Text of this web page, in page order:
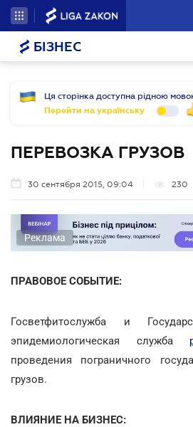
БІЗНЕС
Ця сторінка доступна рідною
Перейти на українську
ПЕРЕВОЗКА ГРУЗОВ
30 сентября 2015, 09:04 230
Реклама
ПРАВОВОЕ СОБЫТИЕ:
Госветфитослужба и
эпидемиологическая служба
проведения пограничного
грузов.
ВЛИЯНИЕ НА БИЗНЕС: